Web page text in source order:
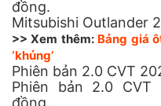
đồng.
Mitsubishi Outlander
>> Xem thêm: Bảng giá
‘khủng’
Phiên bản 2.0 CVT
Phiên bản 2.0 CVT
đồng.